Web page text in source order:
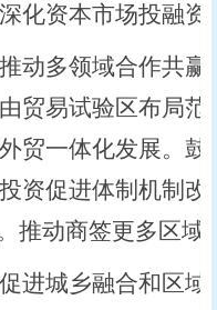
化资本市场投融资
多领域合作共赢
贸易试验区布局
贸一体化发展。
资促进体制机制
推动商签更多区域
城乡融合和区域